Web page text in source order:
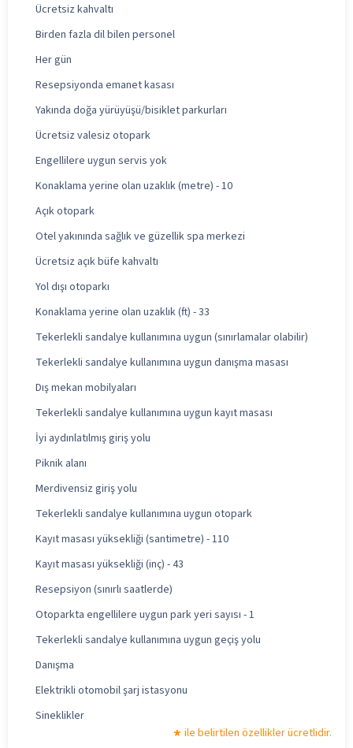
Ücretsiz kahvaltı
Birden fazla dil bilen personel
Her gün
Resepsiyonda emanet kasası
Yakında doğa yürüyüşü/bisiklet parkurları
Ücretsiz valesiz otopark
Engellilere uygun servis yok
Konaklama yerine olan uzaklık (metre) - 10
Açık otopark
Otel yakınında sağlık ve güzellik spa merkezi
Ücretsiz açık büfe kahvaltı
Yol dışı otoparkı
Konaklama yerine olan uzaklık (ft) - 33
Tekerlekli sandalye kullanımına uygun (sınırlamalar olabilir)
Tekerlekli sandalye kullanımına uygun danışma masası
Dış mekan mobilyaları
Tekerlekli sandalye kullanımına uygun kayıt masası
İyi aydınlatılmış giriş yolu
Piknik alanı
Merdivensiz giriş yolu
Tekerlekli sandalye kullanımına uygun otopark
Kayıt masası yüksekliği (santimetre) - 110
Kayıt masası yüksekliği (inç) - 43
Resepsiyon (sınırlı saatlerde)
Otoparkta engellilere uygun park yeri sayısı - 1
Tekerlekli sandalye kullanımına uygun geçiş yolu
Danışma
Elektrikli otomobil şarj istasyonu
Sineklikler
ile belirtilen özellikler ücretlidir.